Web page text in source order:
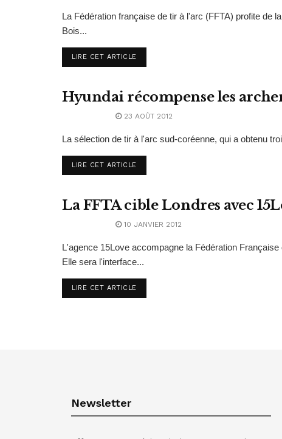
La Fédération française de tir à l'arc (FFTA) profite de
Bois...
LIRE CET ARTICLE
ABONNEMENT
Hyundai récompense les
23 AOÛT 2012
La sélection de tir à l'arc sud-coréenne, qui a obtenu
LIRE CET ARTICLE
ABONNEMENT
La FFTA cible Londres avec
10 JANVIER 2012
L'agence 15Love accompagne la Fédération
Elle sera l'interface...
LIRE CET ARTICLE
Newsletter